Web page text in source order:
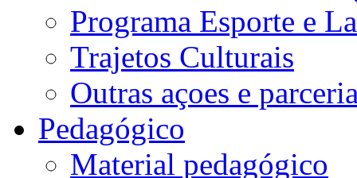
Programa Esporte e
Trajetos Culturais
Outras açoes e
Pedagógico
Material pedagógico